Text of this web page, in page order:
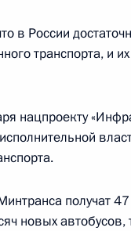
цифровой
для
в России
транспорта, и
нацпроекту
получат
новых